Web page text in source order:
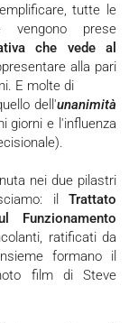
tutte le
vengono prese
che vede al
alla pari
E molte di
dell'unanimità
giorni e l'influenza
il Trattato
Funzionamento
ratificati da
formano il
film di Steve